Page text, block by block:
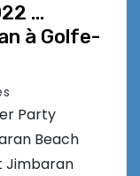
…
à Golfe-
Party
Beach
Jimbaran